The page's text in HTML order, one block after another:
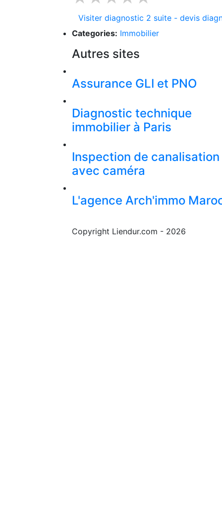
Visiter diagnostic 2 suite - devis
Categories: Immobilier
Autres sites
Assurance GLI et PNO
Diagnostic technique
immobilier à Paris
Inspection de canalisation
avec caméra
L'agence Arch'immo
Copyright Liendur.com - 2026